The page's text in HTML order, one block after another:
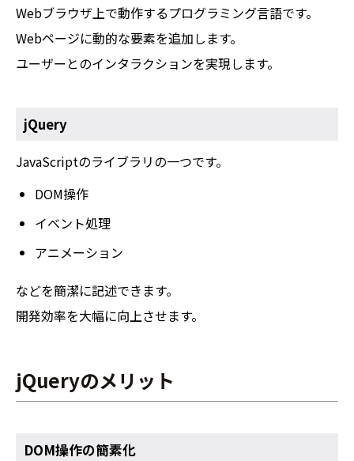
Webブラウザ上で動作するプログラミング言語です。
Webページに動的な要素を追加します。
ユーザーとのインタラクションを実現します。
jQuery
JavaScriptのライブラリの一つです。
DOM操作
イベント処理
アニメーション
などを簡潔に記述できます。
開発効率を大幅に向上させます。
jQueryのメリット
DOM操作の簡素化